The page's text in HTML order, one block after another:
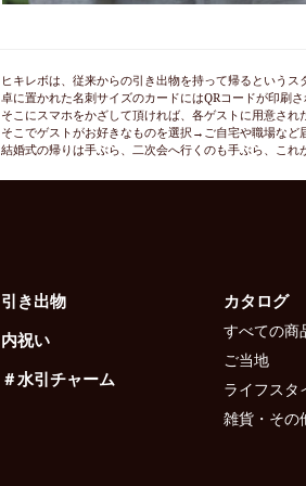
ヒキレボは、従来からの引き出物を持って帰るという
卓に置かれた名刺サイズのカードにはQRコードが印刷
そこにスマホをかざして頂ければ、各ゲストに用意さ
そこでゲストがお好きなものを選択→ご自宅や職場な
結婚式の帰りは手ぶら、二次会へ行くのも手ぶら、こ
引き出物
内祝い
＃水引チャーム
カタログ
すべての商
ご当地
ライフスタ
雑貨・その